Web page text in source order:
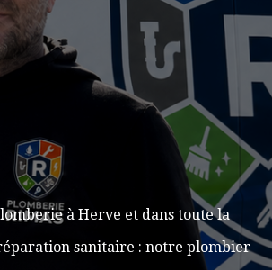
à Herve et dans toute la
sanitaire : notre plombier